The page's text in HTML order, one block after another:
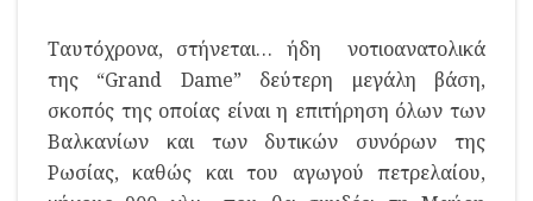
Ταυτόχρονα, στήνεται… ήδη νοτιοανατολικά
της “Grand Dame” δεύτερη μεγάλη βάση,
σκοπός της οποίας είναι η επιτήρηση όλων των
Βαλκανίων και των δυτικών συνόρων της
Ρωσίας, καθώς και του αγωγού πετρελαίου,